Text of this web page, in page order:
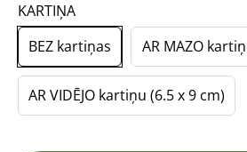
KARTIŅA
BEZ kartiņas
AR MAZO
AR VIDĒJO kartiņu (6.5 x 9 cm)